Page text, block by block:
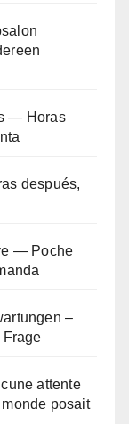
— Horas
después,
— Poche
–
attente
posait